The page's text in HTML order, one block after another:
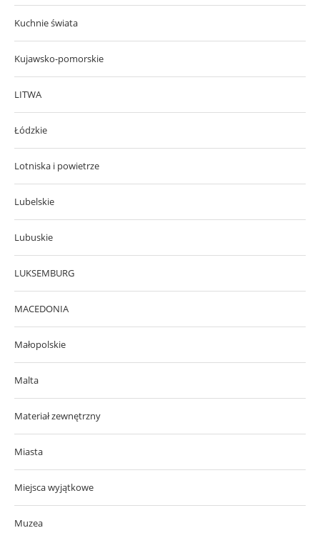
Kuchnie świata
Kujawsko-pomorskie
LITWA
Łódzkie
Lotniska i powietrze
Lubelskie
Lubuskie
LUKSEMBURG
MACEDONIA
Małopolskie
Malta
Materiał zewnętrzny
Miasta
Miejsca wyjątkowe
Muzea